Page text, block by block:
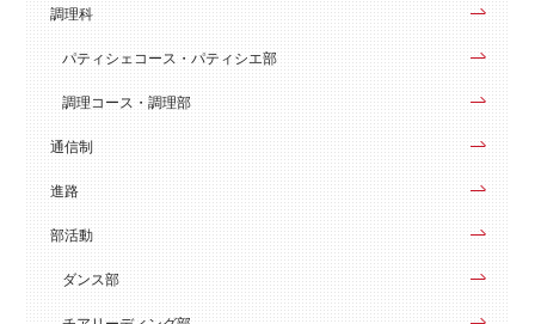
調理科
パティシェコース・パティシエ部
調理コース・調理部
通信制
進路
部活動
ダンス部